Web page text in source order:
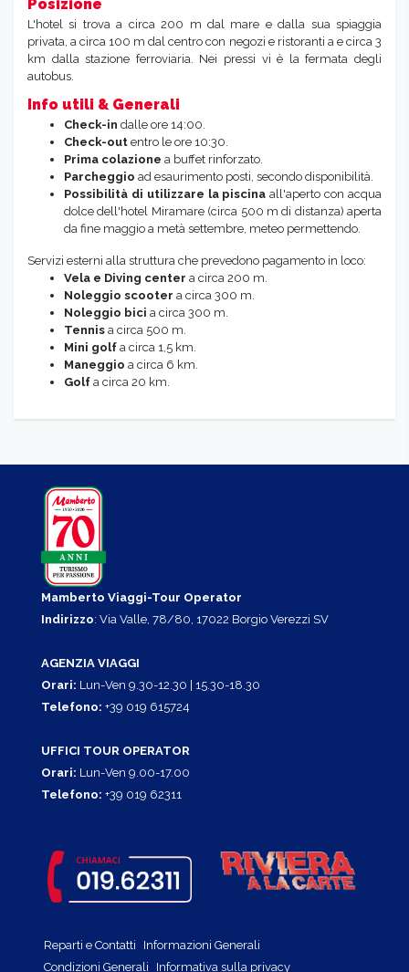
Posizione
L'hotel si trova a circa 200 m dal mare e dalla sua spiaggia
privata, a circa 100 m dal centro con negozi e ristoranti a e circa 3
km dalla stazione ferroviaria. Nei pressi vi è la fermata degli
autobus.
Info utili & Generali
Check-in dalle ore 14:00.
Check-out entro le ore 10:30.
Prima colazione a buffet rinforzato.
Parcheggio ad esaurimento posti, secondo disponibilità.
Possibilità di utilizzare la piscina all'aperto con acqua
dolce dell'hotel Miramare (circa 500 m di distanza) aperta
da fine maggio a metà settembre, meteo permettendo.
Servizi esterni alla struttura che prevedono pagamento in loco:
Vela e Diving center a circa 200 m.
Noleggio scooter a circa 300 m.
Noleggio bici a circa 300 m.
Tennis a circa 500 m.
Mini golf a circa 1,5 km.
Maneggio a circa 6 km.
Golf a circa 20 km.
Mamberto Viaggi-Tour Operator
Indirizzo: Via Valle, 78/80, 17022 Borgio Verezzi SV
AGENZIA VIAGGI
Orari: Lun-Ven 9.30-12.30 | 15.30-18.30
Telefono: +39 019 615724
UFFICI TOUR OPERATOR
Orari: Lun-Ven 9.00-17.00
Telefono: +39 019 62311
Reparti e Contatti
Informazioni Generali
Condizioni Generali
Informativa sulla privacy